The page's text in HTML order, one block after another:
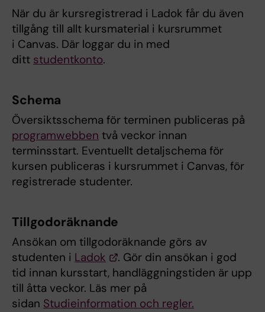
När du är kursregistrerad i Ladok får du även
tillgång till allt kursmaterial i kursrummet
i Canvas. Där loggar du in med
ditt studentkonto.
Schema
Översiktsschema för terminen publiceras på
programwebben två veckor innan
terminsstart. Eventuellt detaljschema för
kursen publiceras i kursrummet i Canvas, för
registrerade studenter.
Tillgodoräknande
Ansökan om tillgodoräknande görs av
studenten i Ladok
. Gör din ansökan i god
tid innan kursstart, handläggningstiden är upp
till åtta veckor. Läs mer på
sidan Studieinformation och regler.